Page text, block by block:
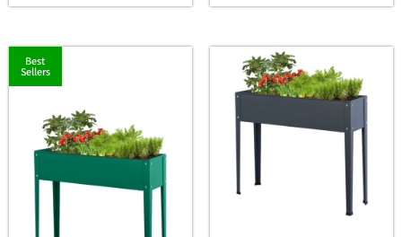
Best
Sellers